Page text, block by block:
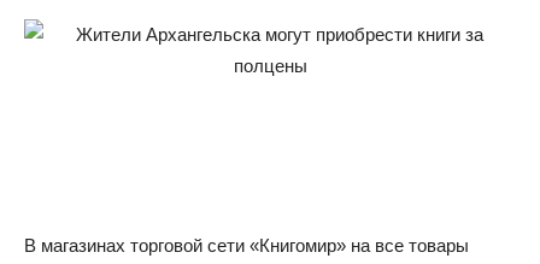
В магазинах торговой сети «Книгомир» на все товары